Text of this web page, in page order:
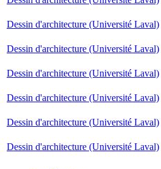
Dessin d'architecture (Université Laval)
Dessin d'architecture (Université Laval)
Dessin d'architecture (Université Laval)
Dessin d'architecture (Université Laval)
Dessin d'architecture (Université Laval)
Dessin d'architecture (Université Laval)